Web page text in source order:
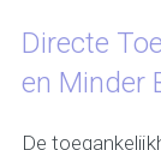
Directe
en Minder
De